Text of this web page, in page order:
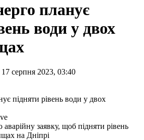
планує
води у двох
серпня 2023, 03:40
аварійну заявку, щоб підняти рівень
на Дніпрі